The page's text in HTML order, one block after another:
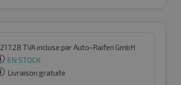
217.28 TVA incluse par Auto-Raifen GmbH
EN STOCK
Livraison gratuite